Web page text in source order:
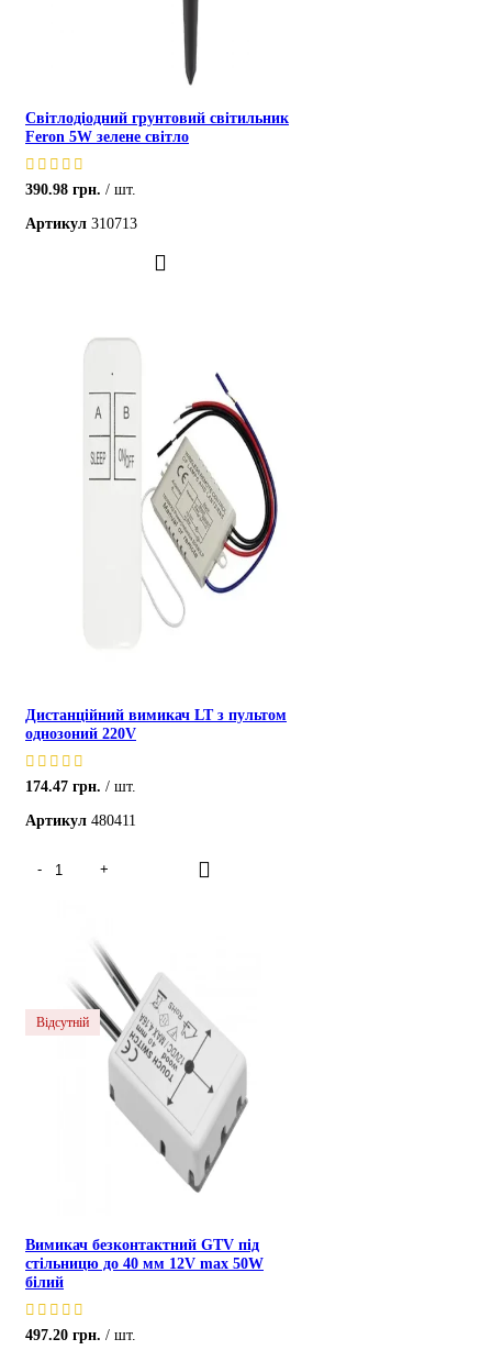
Світлодіодний грунтовий світильник
Feron 5W зелене світло
390.98 грн.
шт.
Артикул 310713
Дистанційний вимикач LT з пультом
однозоний 220V
174.47 грн.
шт.
Артикул 480411
Вимикач безконтактний GTV під
стільницю до 40 мм 12V max 50W
білий
497.20 грн. шт.
Відсутній